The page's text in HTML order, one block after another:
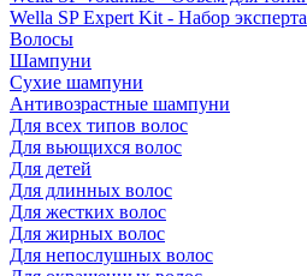
Wella SP Expert Kit - Набор эксперта
Волосы
Шампуни
Сухие шампуни
Антивозрастные шампуни
Для всех типов волос
Для вьющихся волос
Для детей
Для длинных волос
Для жестких волос
Для жирных волос
Для непослушных волос